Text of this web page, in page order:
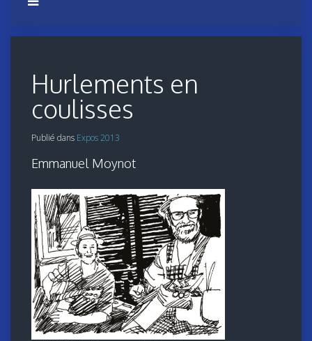
Hurlements en
coulisses
Publié dans Expos 2013
Emmanuel Moynot